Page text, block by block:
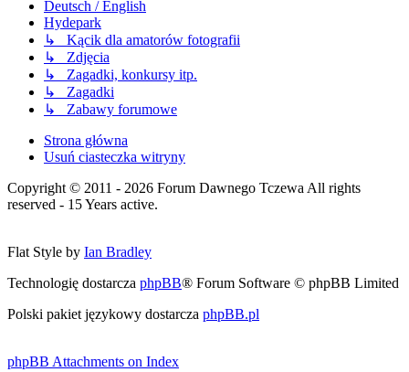
Deutsch / English
Hydepark
↳ Kącik dla amatorów fotografii
↳ Zdjęcia
↳ Zagadki, konkursy itp.
↳ Zagadki
↳ Zabawy forumowe
Strona główna
Usuń ciasteczka witryny
Copyright © 2011 - 2026 Forum Dawnego Tczewa All rights
reserved - 15 Years active.
Flat Style by Ian Bradley
Technologię dostarcza phpBB® Forum Software © phpBB Limited
Polski pakiet językowy dostarcza phpBB.pl
phpBB Attachments on Index